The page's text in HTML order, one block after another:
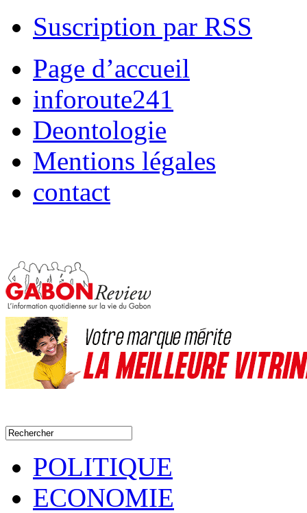
Suscription par RSS
Page d’accueil
inforoute241
Deontologie
Mentions légales
contact
POLITIQUE
ECONOMIE